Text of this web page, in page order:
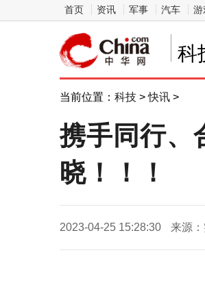
首页 资讯 军事 汽车 游
科
当前位置： 科技 >快讯 >
携手同行、
晓！！！
2023-04-25 15:28:30 来源